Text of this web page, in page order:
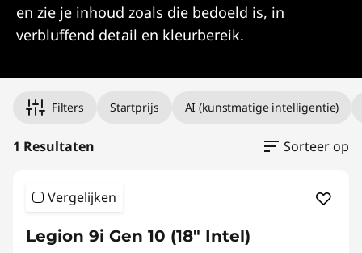
en zie je inhoud zoals die bedoeld is, in
verbluffend detail en kleurbereik.
Filters Startprijs AI (kunstmatige intelligentie)
1 Resultaten Sorteer op
Vergelijken
Legion 9i Gen 10 (18" Intel)